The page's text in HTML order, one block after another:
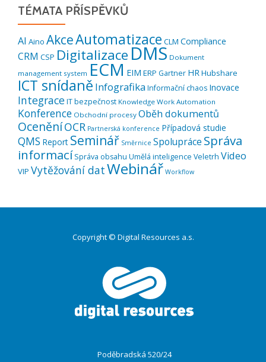
TÉMATA PŘÍSPĚVKŮ
AI Aino AkceAutomatizace CLM Compliance
CRM CSP Digitalizace DMS Dokument
management system ECM EIM ERP Gartner HR Hubshare
ICT snídaně InfografikaInformační chaos Inovace
IntegraceIT bezpečnost Knowledge Work Automation
Konference Obchodní procesy Oběh dokumentů
OceněníOCR Partnerská konference Případová studie
QMS Report Seminář Směrnice Spolupráce Správa
informací Správa obsahu Umělá inteligence Veletrh Video
VIP Vytěžování datWebinář Workflow
Copyright © Digital Resources a.s.
Poděbradská 520/24